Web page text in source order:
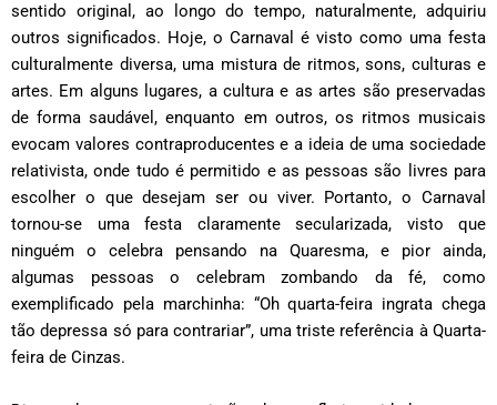
sentido original, ao longo do tempo, naturalmente, adquiriu
outros significados. Hoje, o Carnaval é visto como uma festa
culturalmente diversa, uma mistura de ritmos, sons, culturas e
artes. Em alguns lugares, a cultura e as artes são preservadas
de forma saudável, enquanto em outros, os ritmos musicais
evocam valores contraproducentes e a ideia de uma sociedade
relativista, onde tudo é permitido e as pessoas são livres para
escolher o que desejam ser ou viver. Portanto, o Carnaval
tornou-se uma festa claramente secularizada, visto que
ninguém o celebra pensando na Quaresma, e pior ainda,
algumas pessoas o celebram zombando da fé, como
exemplificado pela marchinha: “Oh quarta-feira ingrata chega
tão depressa só para contrariar”, uma triste referência à Quarta-
feira de Cinzas.